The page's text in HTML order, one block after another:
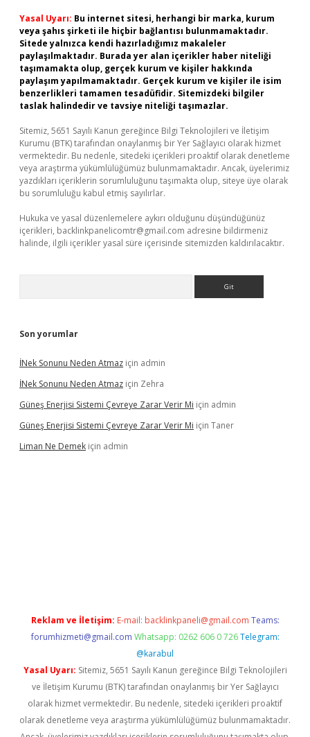
Yasal Uyarı: Bu internet sitesi, herhangi bir marka, kurum
veya şahıs şirketi ile hiçbir bağlantısı bulunmamaktadır.
Sitede yalnızca kendi hazırladığımız makaleler
paylaşılmaktadır. Burada yer alan içerikler haber niteliği
taşımamakta olup, gerçek kurum ve kişiler hakkında
paylaşım yapılmamaktadır. Gerçek kurum ve kişiler ile isim
benzerlikleri tamamen tesadüfidir. Sitemizdeki bilgiler
taslak halindedir ve tavsiye niteliği taşımazlar.
Sitemiz, 5651 Sayılı Kanun gereğince Bilgi Teknolojileri ve İletişim
Kurumu (BTK) tarafından onaylanmış bir Yer Sağlayıcı olarak hizmet
vermektedir. Bu nedenle, sitedeki içerikleri proaktif olarak denetleme
veya araştırma yükümlülüğümüz bulunmamaktadır. Ancak, üyelerimiz
yazdıkları içeriklerin sorumluluğunu taşımakta olup, siteye üye olarak
bu sorumluluğu kabul etmiş sayılırlar.
Hukuka ve yasal düzenlemelere aykırı olduğunu düşündüğünüz
içerikleri, backlinkpanelicomtr@gmail.com adresine bildirmeniz
halinde, ilgili içerikler yasal süre içerisinde sitemizden kaldırılacaktır.
Son yorumlar
İNek Sonunu Neden Atmaz için admin
İNek Sonunu Neden Atmaz için Zehra
Güneş Enerjisi Sistemi Çevreye Zarar Verir Mi için admin
Güneş Enerjisi Sistemi Çevreye Zarar Verir Mi için Taner
Liman Ne Demek için admin
Reklam ve İletişim: E-mail: backlinkpaneli@gmail.com Teams:
forumhizmeti@gmail.com Whatsapp: 0262 606 0 726 Telegram:
@karabul
Yasal Uyarı: Sitemiz, 5651 Sayılı Kanun gereğince Bilgi Teknolojileri
ve İletişim Kurumu (BTK) tarafından onaylanmış bir Yer Sağlayıcı
olarak hizmet vermektedir. Bu nedenle, sitedeki içerikleri proaktif
olarak denetleme veya araştırma yükümlülüğümüz bulunmamaktadır.